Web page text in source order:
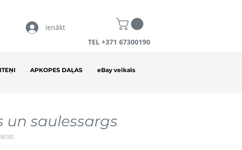
Ienākt
TEL +371 67300190
APKOPES DAĻAS eBay veikals
un saulessargs